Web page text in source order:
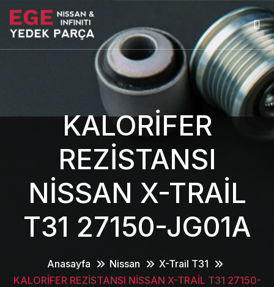
KALORİFER
REZİSTANSI
NİSSAN X-TRAİL
T31 27150-JG01A
Anasayfa Nissan
X-Trail T31
KALORİFER REZİSTANSI NİSSAN X-TRAİL T31 27150-